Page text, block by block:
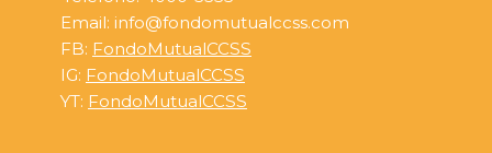
Email: info@fondomutualccss.com
FB: FondoMutualCCSS
IG: FondoMutualCCSS
YT: FondoMutualCCSS